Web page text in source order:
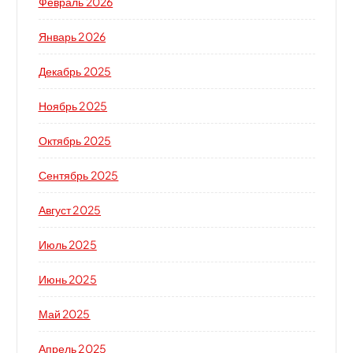
Январь 2026
Декабрь 2025
Ноябрь 2025
Октябрь 2025
Сентябрь 2025
Август 2025
Июль 2025
Июнь 2025
Май 2025
Апрель 2025